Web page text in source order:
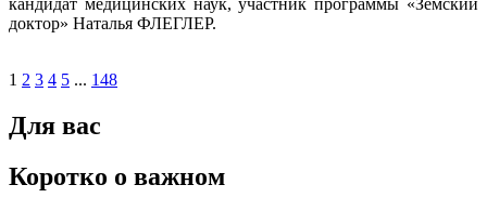
кандидат медицинских наук, участник программы «Земский
доктор» Наталья ФЛЕГЛЕР.
1 2 3 4 5 ... 148
Для вас
Коротко о важном